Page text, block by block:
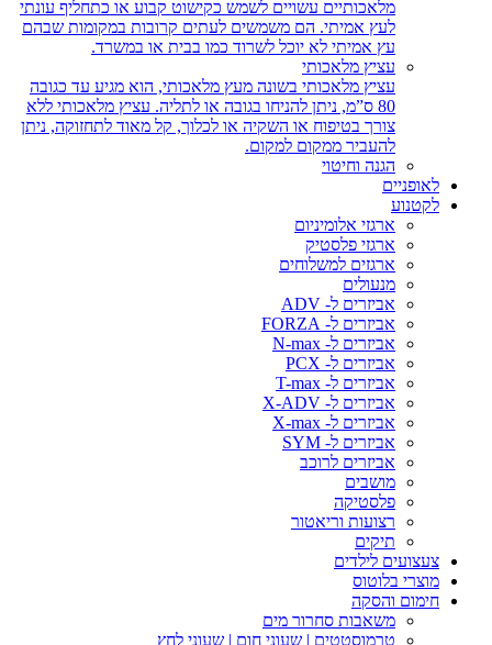
מלאכותיים עשויים לשמש כקישוט קבוע או כתחליף עונתי
לעץ אמיתי. הם משמשים לעתים קרובות במקומות שבהם
עץ אמיתי לא יוכל לשרוד כמו בבית או במשרד.
עציץ מלאכותי
עציץ מלאכותי בשונה מעץ מלאכותי, הוא מגיע עד כגובה
80 ס”מ, ניתן להניחו בגובה או לתליה. עציץ מלאכותי ללא
צורך בטיפוח או השקיה או לכלוך, קל מאוד לתחזוקה, ניתן
להעביר ממקום למקום.
הגנה וחיטוי
לאופניים
לקטנוע
ארגזי אלומיניום
ארגזי פלסטיק
ארגזים למשלוחים
מנעולים
אביזרים ל- ADV
אביזרים ל- FORZA
אביזרים ל- N-max
אביזרים ל- PCX
אביזרים ל- T-max
אביזרים ל- X-ADV
אביזרים ל- X-max
אביזרים ל- SYM
אביזרים לרוכב
מושבים
פלסטיקה
רצועות וריאטור
תיקים
צעצועים לילדים
מוצרי בלוטוס
חימום והסקה
משאבות סחרור מים
טרמוסטטים | שעוני חום | שעוני לחץ